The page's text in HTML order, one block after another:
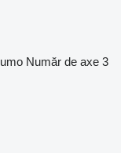
Număr de axe 3